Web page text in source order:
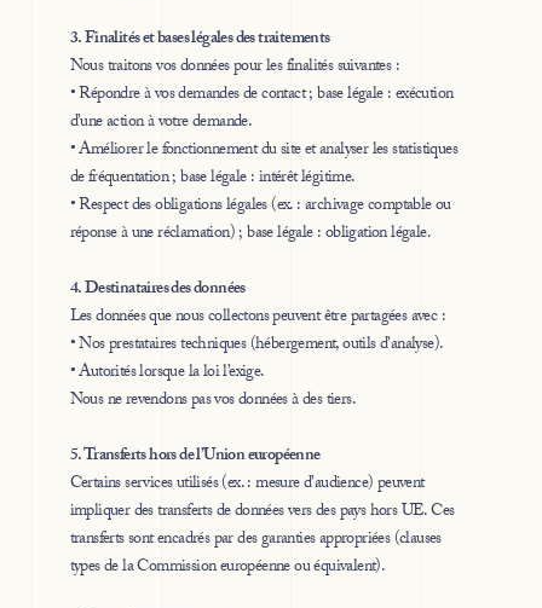
3. Finalités et bases légales des traitements
Nous traitons vos données pour les finalités suivantes :
• Répondre à vos demandes de contact ; base légale : exécution
d’une action à votre demande.
• Améliorer le fonctionnement du site et analyser les statistiques
de fréquentation ; base légale : intérêt légitime.
• Respect des obligations légales (ex. : archivage comptable ou
réponse à une réclamation) ; base légale : obligation légale.
4. Destinataires des données
Les données que nous collectons peuvent être partagées avec :
• Nos prestataires techniques (hébergement, outils d’analyse).
• Autorités lorsque la loi l’exige.
Nous ne revendons pas vos données à des tiers.
5. Transferts hors de l’Union européenne
Certains services utilisés (ex. : mesure d’audience) peuvent
impliquer des transferts de données vers des pays hors UE. Ces
transferts sont encadrés par des garanties appropriées (clauses
types de la Commission européenne ou équivalent).